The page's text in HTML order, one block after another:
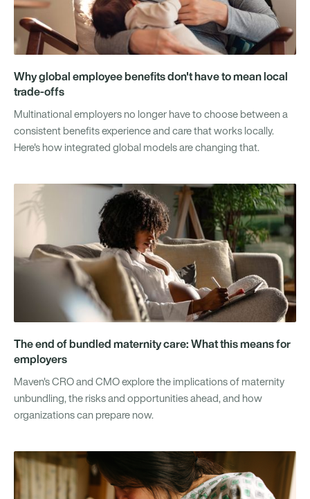
Why global employee benefits don't have to mean local
trade-offs
Multinational employers no longer have to choose between a
consistent benefits experience and care that works locally.
Here's how integrated global models are changing that.
The end of bundled maternity care: What this means for
employers
Maven's CRO and CMO explore the implications of maternity
unbundling, the risks and opportunities ahead, and how
organizations can prepare now.